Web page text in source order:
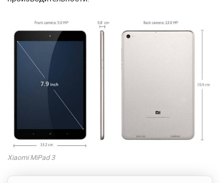
Xiaomi MiPad 3